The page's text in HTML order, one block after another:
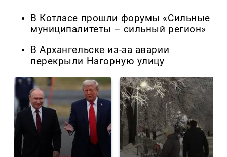
В Котласе прошли форумы «Сильные
муниципалитеты – сильный регион»
В Архангельске из-за аварии
перекрыли Нагорную улицу